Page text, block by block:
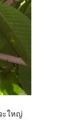
ะใหญ่